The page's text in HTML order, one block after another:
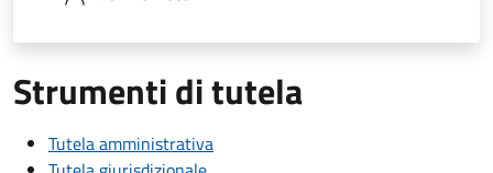
Strumenti di tutela
Tutela amministrativa